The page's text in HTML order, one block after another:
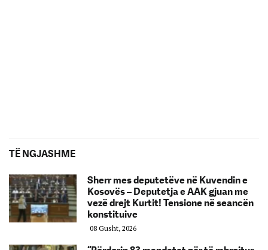
TË NGJASHME
Sherr mes deputetëve në Kuvendin e
Kosovës – Deputetja e AAK gjuan me
vezë drejt Kurtit! Tensione në seancën
konstituive
08 Gusht, 2026